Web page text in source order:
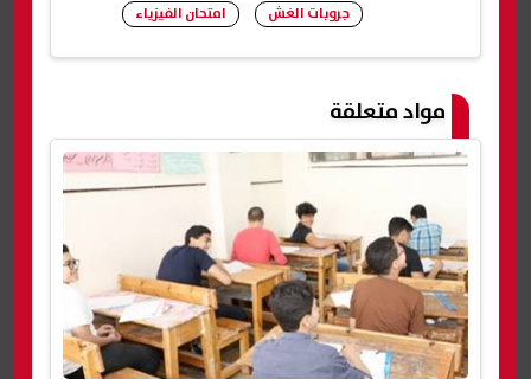
جروبات الغش
امتحان الفيزياء
مواد متعلقة